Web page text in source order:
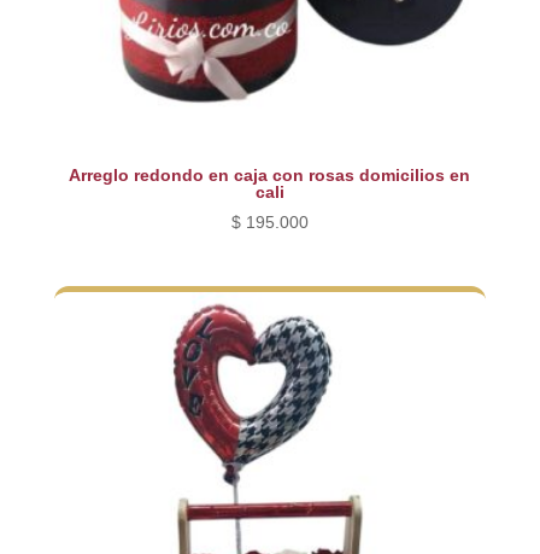
Arreglo redondo en caja con rosas domicilios en
cali
$195.000